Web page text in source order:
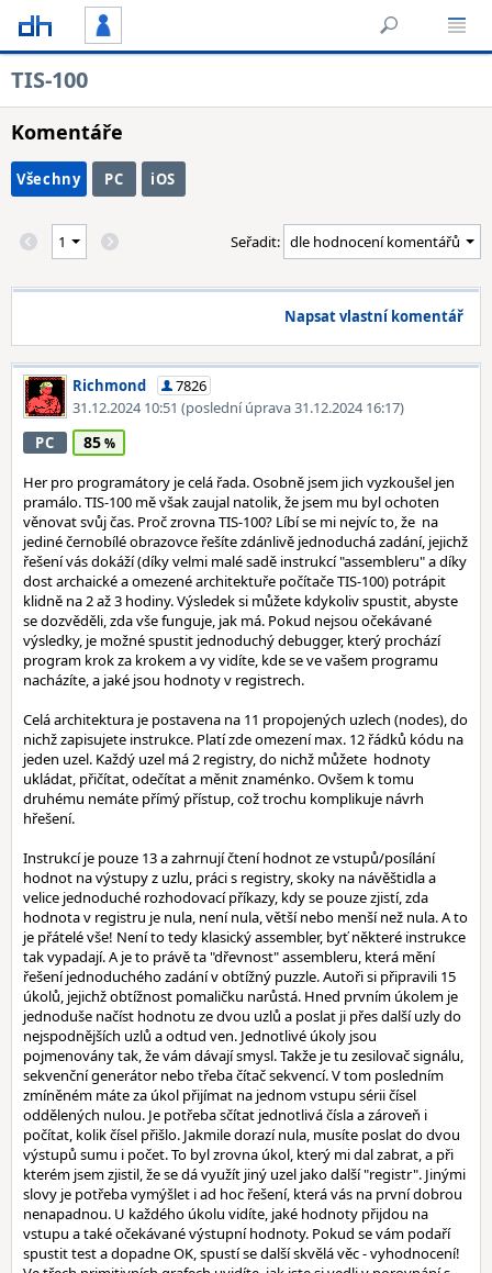
TIS-100
Komentáře
Všechny PC iOS
Seřadit:
Napsat vlastní komentář
Richmond
7826
31.12.2024 10:51 (poslední úprava 31.12.2024 16:17)
PC
85
Her pro programátory je celá řada. Osobně jsem jich vyzkoušel jen
pramálo. TIS-100 mě však zaujal natolik, že jsem mu byl ochoten
věnovat svůj čas. Proč zrovna TIS-100? Líbí se mi nejvíc to, že na
jediné černobílé obrazovce řešíte zdánlivě jednoduchá zadání, jejichž
řešení vás dokáží (díky velmi malé sadě instrukcí "assembleru" a díky
dost archaické a omezené architektuře počítače TIS-100) potrápit
klidně na 2 až 3 hodiny. Výsledek si můžete kdykoliv spustit, abyste
se dozvěděli, zda vše funguje, jak má. Pokud nejsou očekávané
výsledky, je možné spustit jednoduchý debugger, který prochází
program krok za krokem a vy vidíte, kde se ve vašem programu
nacházíte, a jaké jsou hodnoty v registrech.
Celá architektura je postavena na 11 propojených uzlech (nodes), do
nichž zapisujete instrukce. Platí zde omezení max. 12 řádků kódu na
jeden uzel. Každý uzel má 2 registry, do nichž můžete hodnoty
ukládat, přičítat, odečítat a měnit znaménko. Ovšem k tomu
druhému nemáte přímý přístup, což trochu komplikuje návrh
hřešení.
Instrukcí je pouze 13 a zahrnují čtení hodnot ze vstupů/posílání
hodnot na výstupy z uzlu, práci s registry, skoky na návěštidla a
velice jednoduché rozhodovací příkazy, kdy se pouze zjistí, zda
hodnota v registru je nula, není nula, větší nebo menší než nula. A to
je přátelé vše! Není to tedy klasický assembler, byť některé instrukce
tak vypadají. A je to právě ta "dřevnost" assembleru, která mění
řešení jednoduchého zadání v obtížný puzzle. Autoři si připravili 15
úkolů, jejichž obtížnost pomaličku narůstá. Hned prvním úkolem je
jednoduše načíst hodnotu ze dvou uzlů a poslat ji přes další uzly do
nejspodnějších uzlů a odtud ven. Jednotlivé úkoly jsou
pojmenovány tak, že vám dávají smysl. Takže je tu zesilovač signálu,
sekvenční generátor nebo třeba čítač sekvencí. V tom posledním
zmíněném máte za úkol přijímat na jednom vstupu sérii čísel
oddělených nulou. Je potřeba sčítat jednotlivá čísla a zároveň i
počítat, kolik čísel přišlo. Jakmile dorazí nula, musíte poslat do dvou
výstupů sumu i počet. To byl zrovna úkol, který mi dal zabrat, a při
kterém jsem zjistil, že se dá využít jiný uzel jako další "registr". Jinými
slovy je potřeba vymýšlet i ad hoc řešení, která vás na první dobrou
nenapadnou. U každého úkolu vidíte, jaké hodnoty přijdou na
vstupu a také očekávané výstupní hodnoty. Pokud se vám podaří
spustit test a dopadne OK, spustí se další skvělá věc - vyhodnocení!